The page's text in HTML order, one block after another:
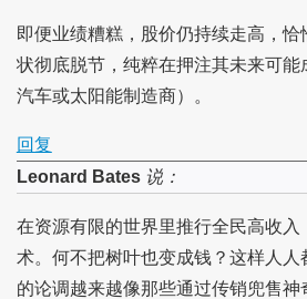
即便业绩糟糕，股价仍持续走高，
状彻底脱节，纯粹在押注其未来可
汽车或太阳能制造商）。
回复
Leonard Bates说：
在资源有限的世界里推行全民高收入
术。何不把树叶也变成钱？这样人
的论调越来越像那些通过传销兜售神